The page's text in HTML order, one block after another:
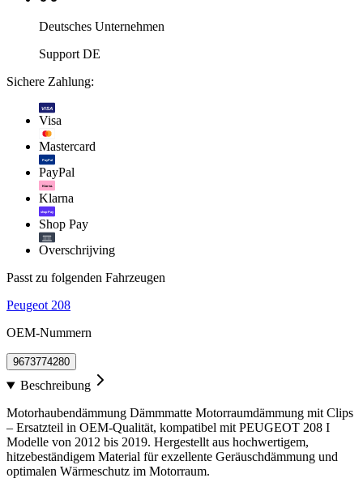
Deutsches Unternehmen
Support DE
Sichere Zahlung:
VISA
Visa
Mastercard
PayPal
PayPal
Klarna.
Klarna
shop Pay
Shop Pay
Overschrijving
Passt zu folgenden Fahrzeugen
Peugeot 208
OEM-Nummern
9673774280
Beschreibung
Motorhaubendämmung Dämmmatte Motorraumdämmung mit Clips
– Ersatzteil in OEM-Qualität, kompatibel mit PEUGEOT 208 I
Modelle von 2012 bis 2019. Hergestellt aus hochwertigem,
hitzebeständigem Material für exzellente Geräuschdämmung und
optimalen Wärmeschutz im Motorraum.